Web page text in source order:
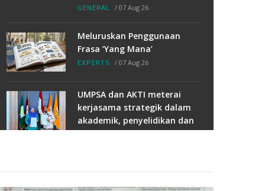
GENERAL / 07 Aug 26
Meluruskan Penggunaan
Frasa ‘Yang Mana’
EXPERTS / 07 Aug 26
UMPSA dan AKTI meterai
kerjasama strategik dalam
akademik, penyelidikan dan
TVET
17 pelajar UMPSA timba ilmu
teknologi solar di China